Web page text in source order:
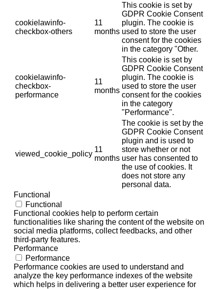
cookielawinfo-
checkbox-others
11
months
This cookie is set by
GDPR Cookie Consent
plugin. The cookie is
used to store the user
consent for the cookies
in the category "Other.
cookielawinfo-
checkbox-
performance
11
months
This cookie is set by
GDPR Cookie Consent
plugin. The cookie is
used to store the user
consent for the cookies
in the category
"Performance".
viewed_cookie_policy
11
months
The cookie is set by the
GDPR Cookie Consent
plugin and is used to
store whether or not
user has consented to
the use of cookies. It
does not store any
personal data.
Functional
Functional
Functional cookies help to perform certain
functionalities like sharing the content of the website on
social media platforms, collect feedbacks, and other
third-party features.
Performance
Performance
Performance cookies are used to understand and
analyze the key performance indexes of the website
which helps in delivering a better user experience for